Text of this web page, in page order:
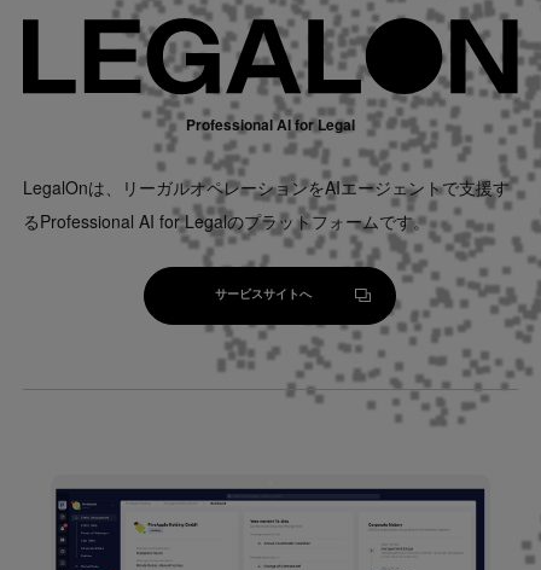
Professional AI for Legal
LegalOnは、リーガルオペレーションをAIエージェントで支援す
るProfessional AI for Legalのプラットフォームです。
サービスサイトへ
サービスサイトへ